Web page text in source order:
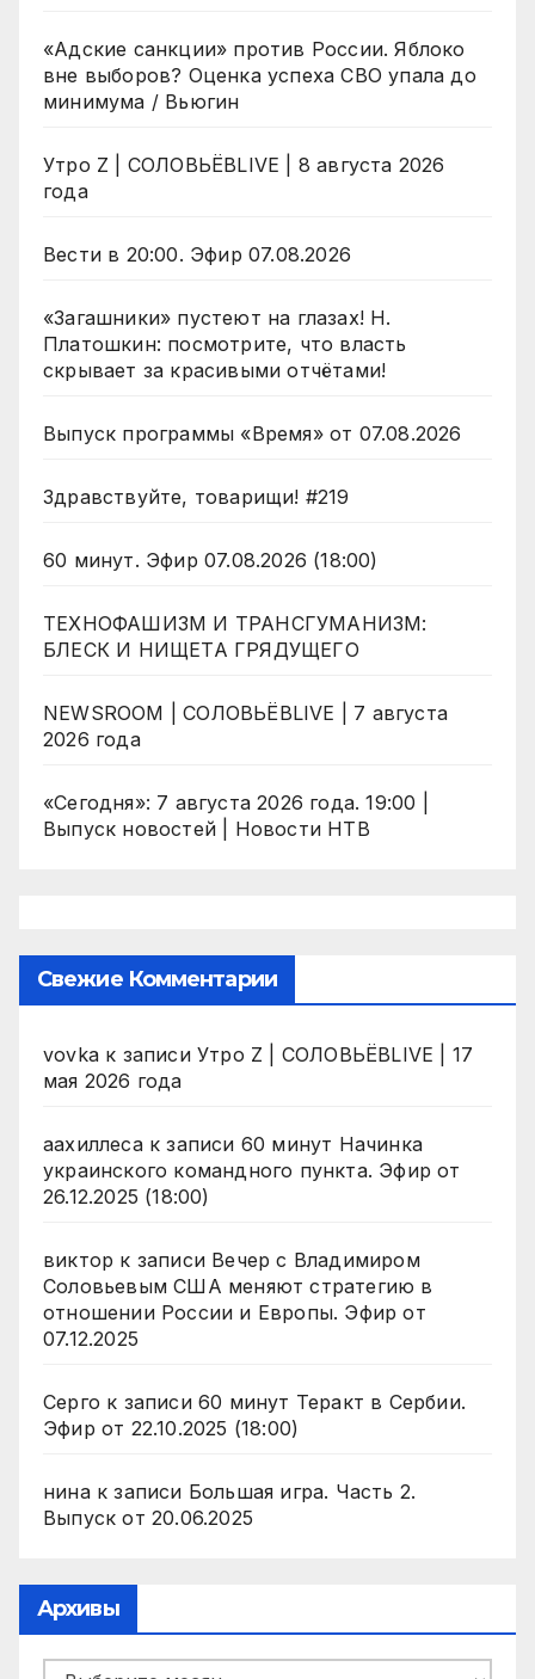
«Адские санкции» против России. Яблоко
вне выборов? Оценка успеха СВО упала до
минимума / Вьюгин
Утро Z | СОЛОВЬЁВLIVE | 8 августа 2026
года
Вести в 20:00. Эфир 07.08.2026
«Загашники» пустеют на глазах! Н.
Платошкин: посмотрите, что власть
скрывает за красивыми отчётами!
Выпуск программы «Время» от 07.08.2026
Здравствуйте, товарищи! #219
60 минут. Эфир 07.08.2026 (18:00)
ТЕХНОФАШИЗМ И ТРАНСГУМАНИЗМ:
БЛЕСК И НИЩЕТА ГРЯДУЩЕГО
NEWSROOM | СОЛОВЬЁВLIVE | 7 августа
2026 года
«Сегодня»: 7 августа 2026 года. 19:00 |
Выпуск новостей | Новости НТВ
Свежие Комментарии
vovka к записи Утро Z | СОЛОВЬЁВLIVE | 17
мая 2026 года
аахиллесак записи 60 минут Начинка
украинского командного пункта. Эфир от
26.12.2025 (18:00)
виктор к записи Вечер с Владимиром
Соловьевым США меняют стратегию в
отношении России и Европы. Эфир от
07.12.2025
Серго к записи 60 минут Теракт в Сербии.
Эфир от 22.10.2025 (18:00)
нинак записи Большая игра. Часть 2.
Выпуск от 20.06.2025
Архивы